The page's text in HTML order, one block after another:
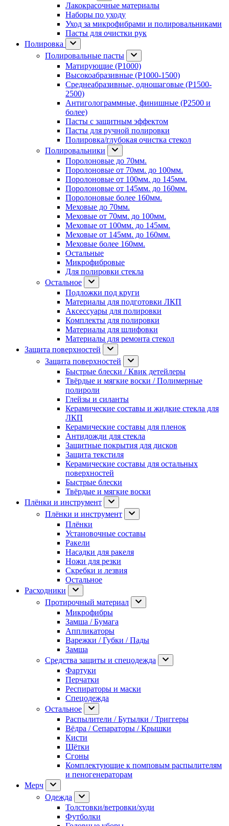
Лакокрасочные материалы
Наборы по уходу
Уход за микрофибрами и полировальниками
Пасты для очистки рук
Полировка
Полировальные пасты
Матирующие (P1000)
Высокоабразивные (P1000-1500)
Среднеабразивные, одношаговые (P1500-
2500)
Антиголограммные, финишные (P2500 и
более)
Пасты с защитным эффектом
Пасты для ручной полировки
Полировка/глубокая очистка стекол
Полировальники
Поролоновые до 70мм.
Поролоновые от 70мм. до 100мм.
Поролоновые от 100мм. до 145мм.
Поролоновые от 145мм. до 160мм.
Поролоновые более 160мм.
Меховые до 70мм.
Меховые от 70мм. до 100мм.
Меховые от 100мм. до 145мм.
Меховые от 145мм. до 160мм.
Меховые более 160мм.
Остальные
Микрофибровые
Для полировки стекла
Остальное
Подложки под круги
Материалы для подготовки ЛКП
Аксессуары для полировки
Комплекты для полировки
Материалы для шлифовки
Материалы для ремонта стекол
Защита поверхностей
Защита поверхностей
Быстрые блески / Квик детейлеры
Твёрдые и мягкие воски / Полимерные
полироли
Глейзы и силанты
Керамические составы и жидкие стекла для
ЛКП
Керамические составы для пленок
Антидожди для стекла
Защитные покрытия для дисков
Защита текстиля
Керамические составы для остальных
поверхностей
Быстрые блески
Твёрдые и мягкие воски
Плёнки и инструмент
Плёнки и инструмент
Плёнки
Установочные составы
Ракели
Насадки для ракеля
Ножи для резки
Скребки и лезвия
Остальное
Расходники
Протирочный материал
Микрофибры
Замша / Бумага
Аппликаторы
Варежки / Губки / Пады
Замша
Средства защиты и спецодежда
Фартуки
Перчатки
Респираторы и маски
Спецодежда
Остальное
Распылители / Бутылки / Триггеры
Вёдра / Сепараторы / Крышки
Кисти
Щётки
Сгоны
Комплектующие к помповым распылителям
и пеногенераторам
Мерч
Одежда
Толстовки/ветровки/худи
Футболки